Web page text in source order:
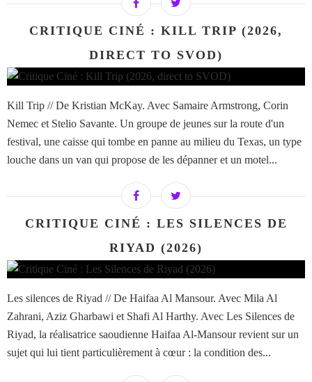
CRITIQUE CINÉ : KILL TRIP (2026,
DIRECT TO SVOD)
Kill Trip // De Kristian McKay. Avec Samaire Armstrong, Corin
Nemec et Stelio Savante. Un groupe de jeunes sur la route d'un
festival, une caisse qui tombe en panne au milieu du Texas, un type
louche dans un van qui propose de les dépanner et un motel...
CRITIQUE CINÉ : LES SILENCES DE
RIYAD (2026)
Les silences de Riyad // De Haifaa Al Mansour. Avec Mila Al
Zahrani, Aziz Gharbawi et Shafi Al Harthy. Avec Les Silences de
Riyad, la réalisatrice saoudienne Haifaa Al-Mansour revient sur un
sujet qui lui tient particulièrement à cœur : la condition des...